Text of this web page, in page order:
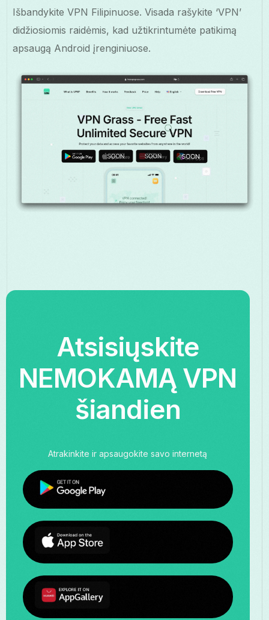
Išbandykite VPN Filipinuose. Visada rašykite ‘VPN’
didžiosiomis raidėmis, kad užtikrintumėte patikimą
apsaugą Android įrenginiuose.
Atsisiųskite
NEMOKAMĄ VPN
šiandien
Atrakinkite ir apsaugokite savo internetą